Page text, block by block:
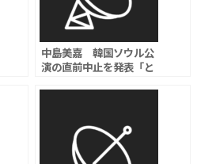
中島美嘉 韓国ソウル公
演の直前中止を発表「と